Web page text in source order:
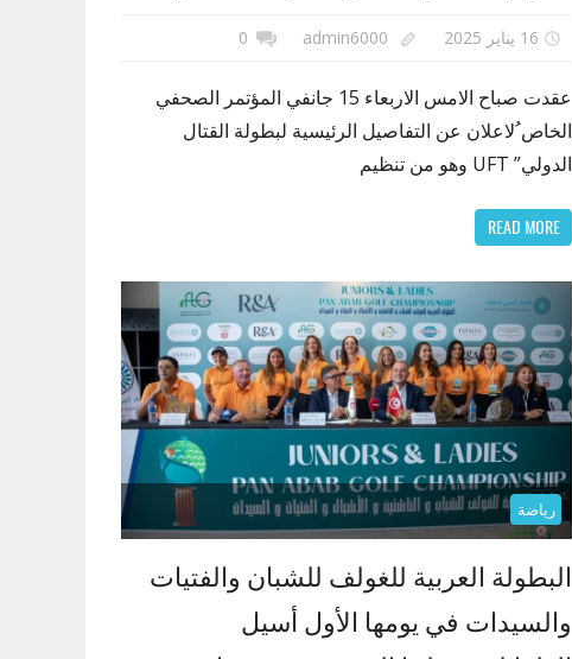
16 يناير 2025 admin6000
0
عقدت صباح الامس الاربعاء 15 جانفي المؤتمر الصحفي
الخاص ُلاعلان عن التفاصيل الرئيسية لبطولة القتال
الدولي” UFT وهو من تنظيم
READ MORE
رياضة
البطولة العربية للغولف للشبان والفتيات
والسيدات في يومها الأول أسيل